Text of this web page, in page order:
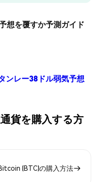
想を覆すか予測ガイド
ンレー38ドル弱気予想
貨を購入する方
(BTC)の購入方法